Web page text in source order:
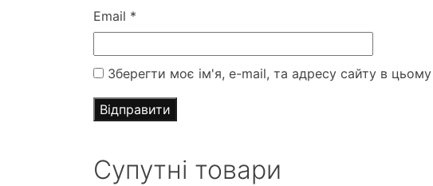
Email *
Зберегти моє ім'я, e-mail, та адресу сайту в
Супутні товари